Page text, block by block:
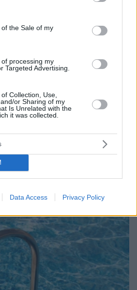
to Google and its third-party tags to
specified purposes in below Google
the Sale of my
processing my
Targeted Advertising.
Collection, Use,
or Sharing of my
Is Unrelated with the
it was collected.
Data Access Privacy Policy
στη Σαντορίνη: Ο 15χρονος
ξεφύγει από το τσουνάμι
χρονολογία της μεγάλης